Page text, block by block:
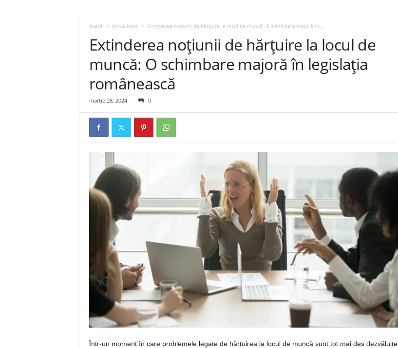
Acasă Actualitate Extinderea noțiunii de hărțuire la locul de muncă: O schimbare majoră în...
Extinderea noțiunii de hărțuire la locul de
muncă: O schimbare majoră în legislația
românească
martie 28, 2024 0
Într-un moment în care problemele legate de hărțuirea la locul de muncă sunt tot mai des dezvăluite